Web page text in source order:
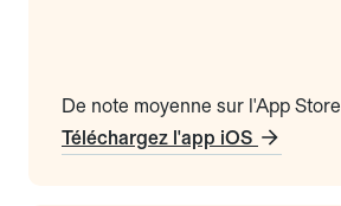
De note moyenne sur l'App Store
Téléchargez l'app iOS